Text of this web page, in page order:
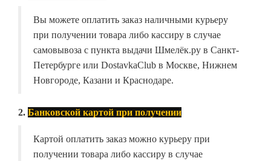
Вы можете оплатить заказ наличными курьеру
при получении товара либо кассиру в случае
самовывоза с пункта выдачи Шмелёк.ру в Санкт-
Петербурге или DostavkaClub в Москве, Нижнем
Новгороде, Казани и Краснодаре.
2. Банковской картой при получении
Картой оплатить заказ можно курьеру при
получении товара либо кассиру в случае